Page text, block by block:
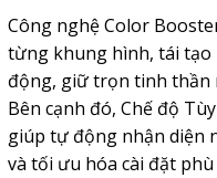
Công nghệ Color
từng khung hình, tái tạo
động, giữ trọn tinh thần
Bên cạnh đó, Chế độ
giúp tự động nhận diện
và tối ưu hóa cài đặt